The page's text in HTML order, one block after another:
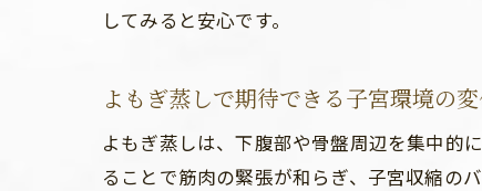
してみると安心です。
よもぎ蒸しで期待できる子宮環境の
よもぎ蒸しは、下腹部や骨盤周辺を集中的
ることで筋肉の緊張が和らぎ、子宮収縮の